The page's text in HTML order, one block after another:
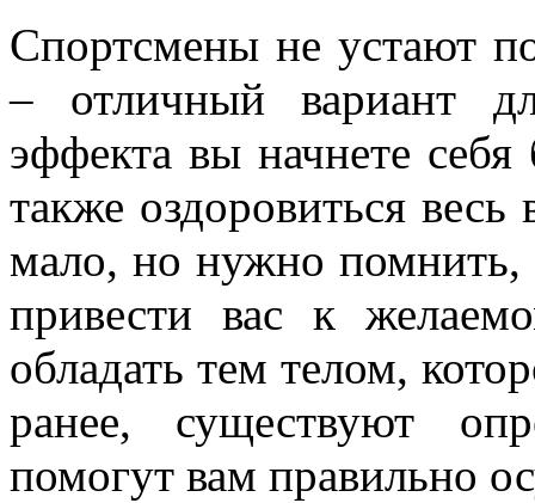
Спортсмены не устают
– отличный вариант
эффекта вы начнете
также оздоровиться
мало, но нужно помнить,
привести вас к
обладать тем телом,
ранее, существуют
помогут вам правильно